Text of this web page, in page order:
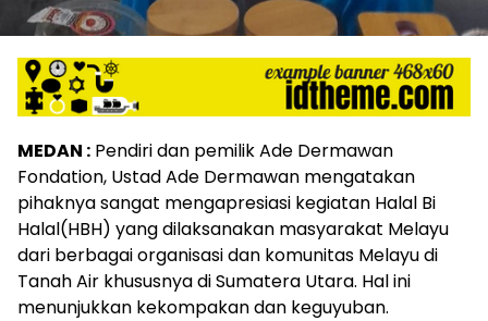
MEDAN : Pendiri dan pemilik Ade Dermawan
Fondation, Ustad Ade Dermawan mengatakan
pihaknya sangat mengapresiasi kegiatan Halal Bi
Halal(HBH) yang dilaksanakan masyarakat Melayu
dari berbagai organisasi dan komunitas Melayu di
Tanah Air khususnya di Sumatera Utara. Hal ini
menunjukkan kekompakan dan keguyuban.